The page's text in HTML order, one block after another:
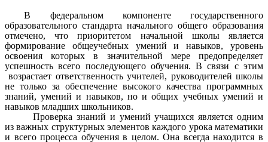
В федеральном компоненте государственного
образовательного стандарта начального общего образования
отмечено, что приоритетом начальной школы является
формирование общеучебных умений и навыков, уровень
освоения которых в значительной мере предопределяет
успешность всего последующего обучения. В связи с этим
возрастает ответственность учителей, руководителей школы
не только за обеспечение высокого качества программных
знаний, умений и навыков, но и общих учебных умений и
навыков младших школьников.
Проверка знаний и умений учащихся является одним
из важных структурных элементов каждого урока математики
и всего процесса обучения в целом. Она всегда находится в